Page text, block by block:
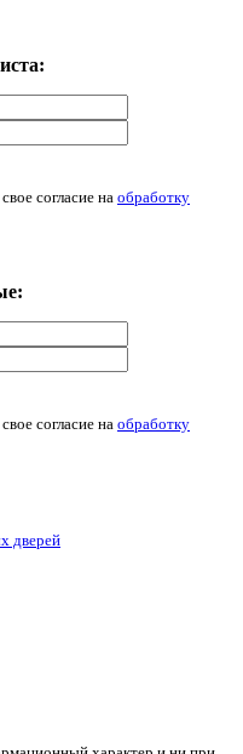
согласие на обработку
согласие на обработку
дверей